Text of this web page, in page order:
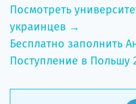
Посмотреть
украинцев →
Бесплатно заполнить
Поступление в Польшу